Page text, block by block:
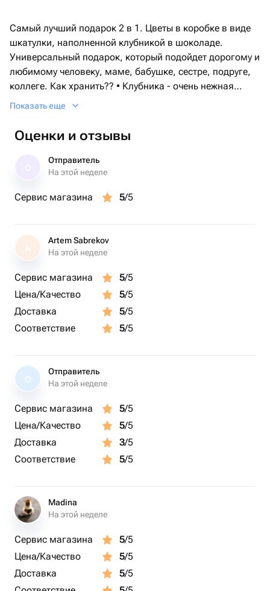
Самый лучший подарок 2 в 1. Цветы в коробке в виде
шкатулки, наполненной клубникой в шоколаде.
Универсальный подарок, который подойдет дорогому и
любимому человеку, маме, бабушке, сестре, подруге,
коллеге. Как хранить?? • Клубника - очень нежная
ягода. При транспортировки и хранении подарка не
делать заказ на время непосредственно перед
вручением подарка, чтобы он был максимально
свежим. • Ягоды рекомендуем кушать сразу или
хранить до 24 часов, убрав в холодильник
Показать еще
Оценки и отзывы
Отправитель
На этой неделе
Сервис магазина 5/5
A
Artem Sabrekov
На этой неделе
Сервис магазина 5/5
Цена/Качество
5/5
Доставка
5/5
Соответствие
5/5
О
Отправитель
На этой неделе
Сервис магазина 5/5
Цена/Качество
5/5
Доставка
3/5
Соответствие
5/5
Madina
На этой неделе
Сервис магазина 5/5
Цена/Качество
5/5
Доставка
5/5